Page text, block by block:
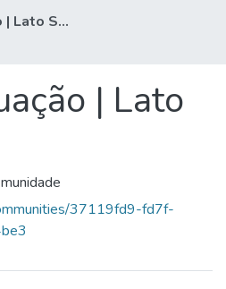
Pós-Graduação | Lato Sensu
| Lato
37119fd9-fd7f-